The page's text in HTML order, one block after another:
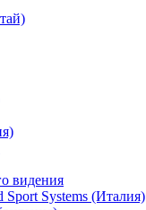
видения
Sport Systems (Италия)